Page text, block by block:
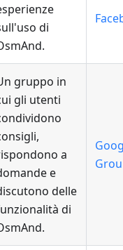
di
gruppo in
gli utenti
a
e
delle
di